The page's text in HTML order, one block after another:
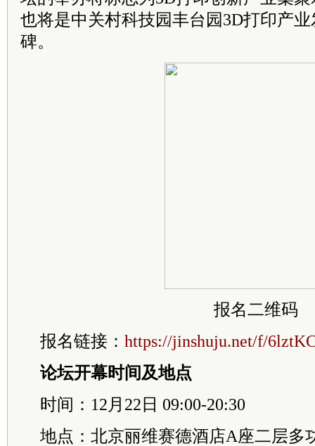
也将是中关村科技园丰台园3D打印产
碑。
报名二维码
报名链接： https://jinshuju.net/f/
论坛开幕时间及地点
时间：12月22日 09:00-20:30
地点：北京丽维赛德酒店A座二层多